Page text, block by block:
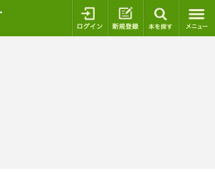
ログイン 新規登録